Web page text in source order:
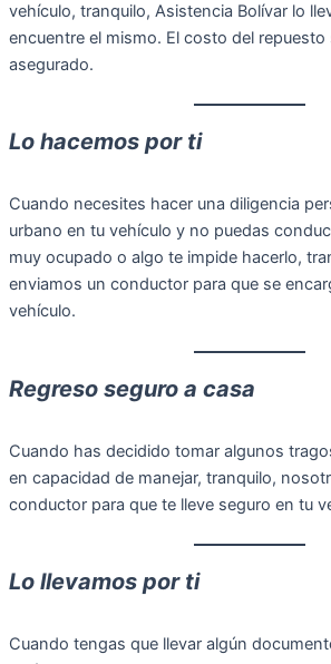
vehículo, tranquilo, Asistencia Bolívar lo
encuentre el mismo. El costo del
asegurado.
Lo hacemos por ti
Cuando necesites hacer una diligencia
urbano en tu vehículo y no puedas
muy ocupado o algo te impide hacerlo,
enviamos un conductor para que se
vehículo.
Regreso seguro a casa
Cuando has decidido tomar algunos
en capacidad de manejar, tranquilo,
conductor para que te lleve seguro en tu
Lo llevamos por ti
Cuando tengas que llevar algún